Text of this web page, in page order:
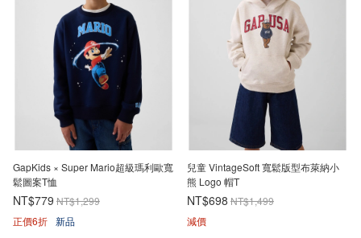
GapKids × Super Mario超級瑪利歐寬
鬆圖案T恤
NT$779 NT$1,299
正價6折 新品
兒童 VintageSoft 寬鬆版型布萊納小
熊 Logo 帽T
NT$698 NT$1,499
減價